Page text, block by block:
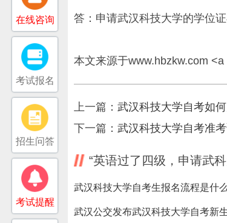
答：申请武汉科技大学的学位
本文来源于www.hbzkw.com <a
上一篇： 武汉科技大学自考如
下一篇： 武汉科技大学自考准
“英语过了四级，申请武
武汉科技大学自考生报名流程是什么
在线咨询
考试报名
招生问答
考试提醒